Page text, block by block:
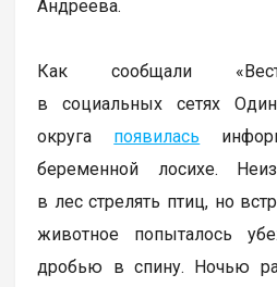
Андреева.
Как сообщали
в социальных сетях
округа появилась
беременной лосихе.
в лес стрелять птиц, но
животное попыталось
дробью в спину. Ночью